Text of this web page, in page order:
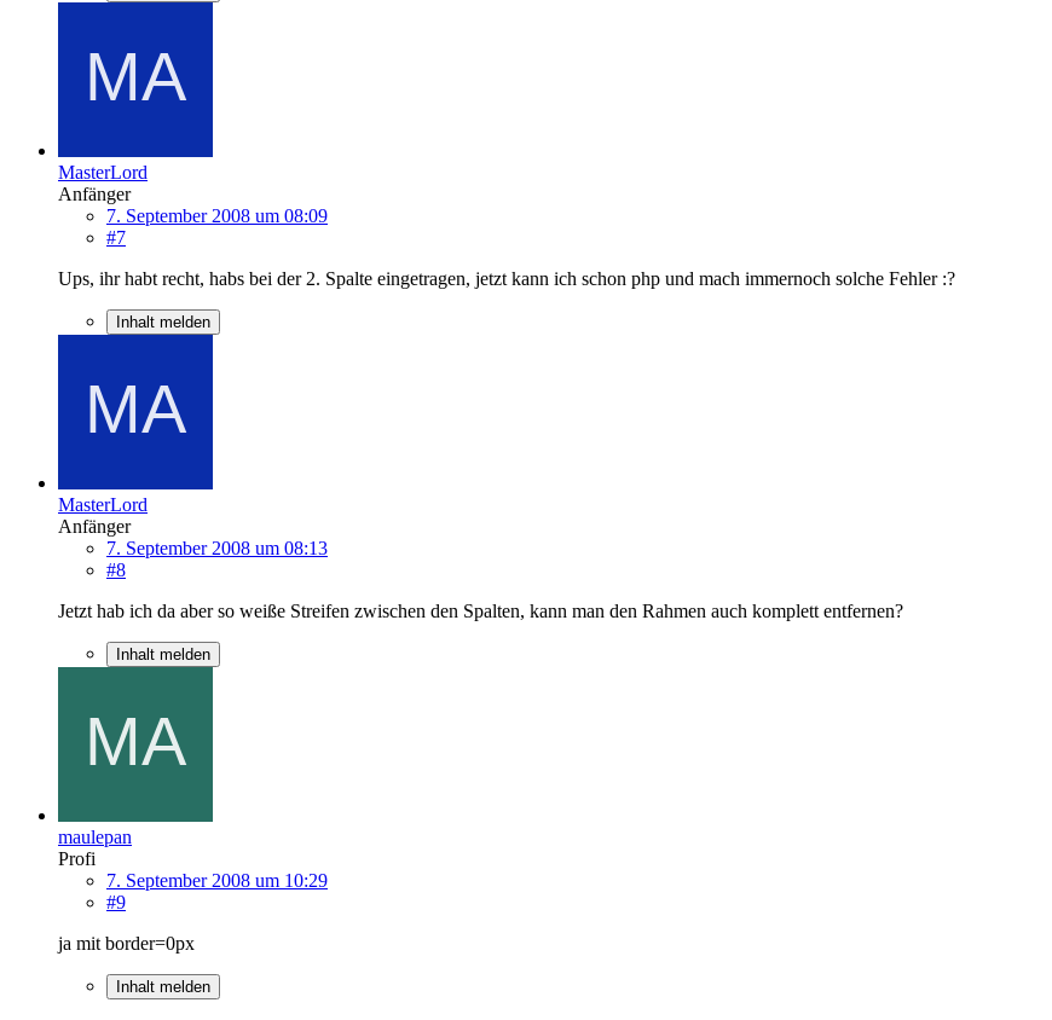
MasterLord
Anfänger
7. September 2008 um 08:09
#7
Ups, ihr habt recht, habs bei der 2. Spalte eingetragen, jetzt kann ich schon php und mach immernoch solche Fehler :?
Inhalt melden
MasterLord
Anfänger
7. September 2008 um 08:13
#8
Jetzt hab ich da aber so weiße Streifen zwischen den Spalten, kann man den Rahmen auch komplett entfernen?
Inhalt melden
maulepan
Profi
7. September 2008 um 10:29
#9
ja mit border=0px
Inhalt melden